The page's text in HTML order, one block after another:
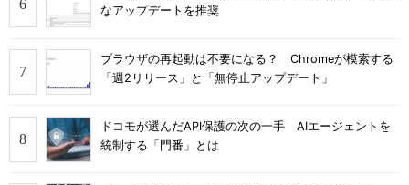
なアップデートを推奨
ブラウザの再起動は不要になる？ Chromeが模索する
「週2リリース」と「無停止アップデート」
ドコモが選んだAPI保護の次の一手 AIエージェントを
統制する「門番」とは